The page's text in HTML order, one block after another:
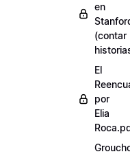
en
(contar
El
por
Elia